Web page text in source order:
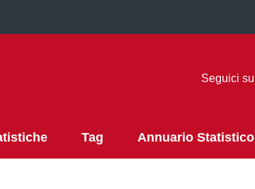
Seguici su
Tag Annuario Statistico